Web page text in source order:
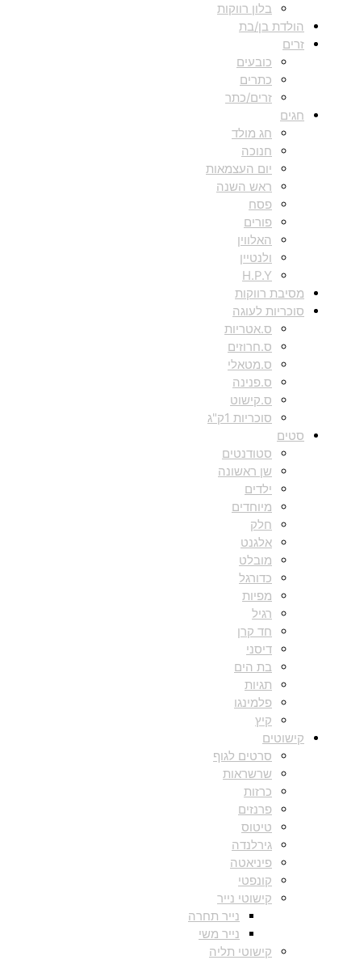
בלון רווקות
הולדת בן/בת
זרים
כובעים
כתרים
זרים/כתר
חגים
חג מולד
חנוכה
יום העצמאות
ראש השנה
פסח
פורים
האלווין
ולנטיין
H.P.Y
מסיבת רווקות
סוכריות לעוגה
ס.אטריות
ס.חרוזים
ס.מטאלי
ס.פנינה
ס.קישוט
סוכריות 1ק"ג
סטים
סטודנטים
שן ראשונה
ילדים
מיוחדים
חלק
אלגנט
מובלט
כדורגל
מפיות
רגיל
חד קרן
דיסני
בת הים
תגיות
פלמינגו
קיץ
קישוטים
סרטים לגוף
שרשראות
כרזות
פרנזים
טיטוס
גירלנדה
פיניאטה
קונפטי
קישוטי נייר
נייר תחרה
נייר משי
קישוטי תליה